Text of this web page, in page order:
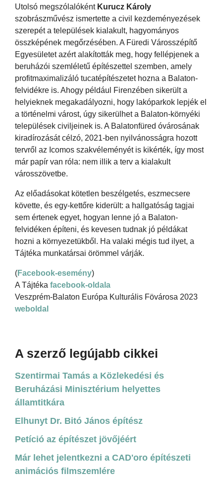
Utolsó megszólalóként Kurucz Károly
szobrászművész ismertette a civil kezdeményezések
szerepét a települések kialakult, hagyományos
összképének megőrzésében. A Füredi Városszépítő
Egyesületet azért alakították meg, hogy fellépjenek a
beruházói szemléletű építészettel szemben, amely
profitmaximalizáló tucatépítészetet hozna a Balaton-
felvidékre is. Ahogy például Firenzében sikerült a
helyieknek megakadályozni, hogy lakóparkok lepjék el
a történelmi várost, úgy sikerülhet a Balaton-környéki
települések civiljeinek is. A Balatonfüred óvárosának
kiradírozását célzó, 2021-ben nyilvánosságra hozott
tervről az Icomos szakvéleményét is kikérték, így most
már papír van róla: nem illik a terv a kialakult
városszövetbe.
Az előadásokat kötetlen beszélgetés, eszmecsere
követte, és egy-kettőre kiderült: a hallgatóság tagjai
sem értenek egyet, hogyan lenne jó a Balaton-
felvidéken építeni, és kevesen tudnak jó példákat
hozni a környezetükből. Ha valaki mégis tud ilyet, a
Tájtéka munkatársai örömmel várják.
(Facebook-esemény)
A Tájtéka facebook-oldala
Veszprém-Balaton Európa Kulturális Fövárosa 2023
weboldal
A szerző legújabb cikkei
Szentirmai Tamás a Közlekedési és
Beruházási Minisztérium helyettes
államtitkára
Elhunyt Dr. Bitó János építész
Petíció az építészet jövőjéért
Már lehet jelentkezni a CAD'oro építészeti
animációs filmszemlére